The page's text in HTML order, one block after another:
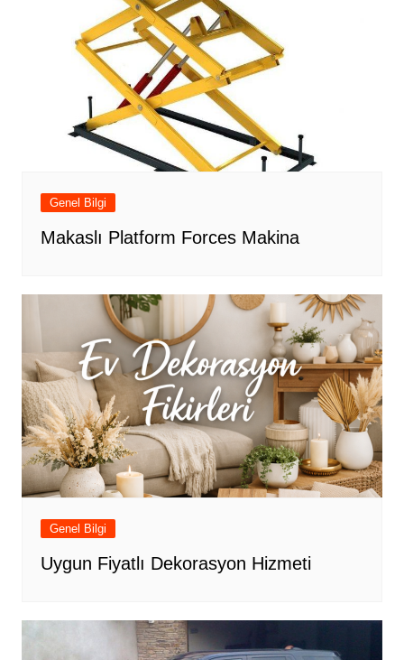
Genel Bilgi
Makaslı Platform Forces Makina
Genel Bilgi
Uygun Fiyatlı Dekorasyon Hizmeti